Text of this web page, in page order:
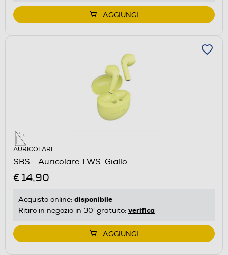
AGGIUNGI
AURICOLARI
SBS - Auricolare TWS-Giallo
€ 14,90
Acquisto online: disponibile
Ritiro in negozio in 30' gratuito: verifica
AGGIUNGI